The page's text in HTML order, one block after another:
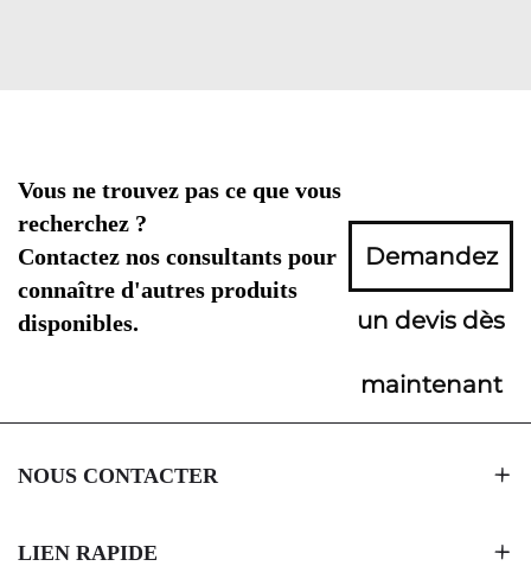
Vous ne trouvez pas ce que vous
recherchez ?
Contactez nos consultants pour
connaître d'autres produits
disponibles.
Demandez
un devis dès
maintenant
NOUS CONTACTER
LIEN RAPIDE